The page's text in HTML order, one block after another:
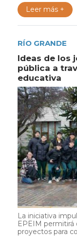
Leer más +
RÍO GRANDE
Ideas de los
pública a
educativa
La iniciativa
EPEIM permitirá
proyectos para